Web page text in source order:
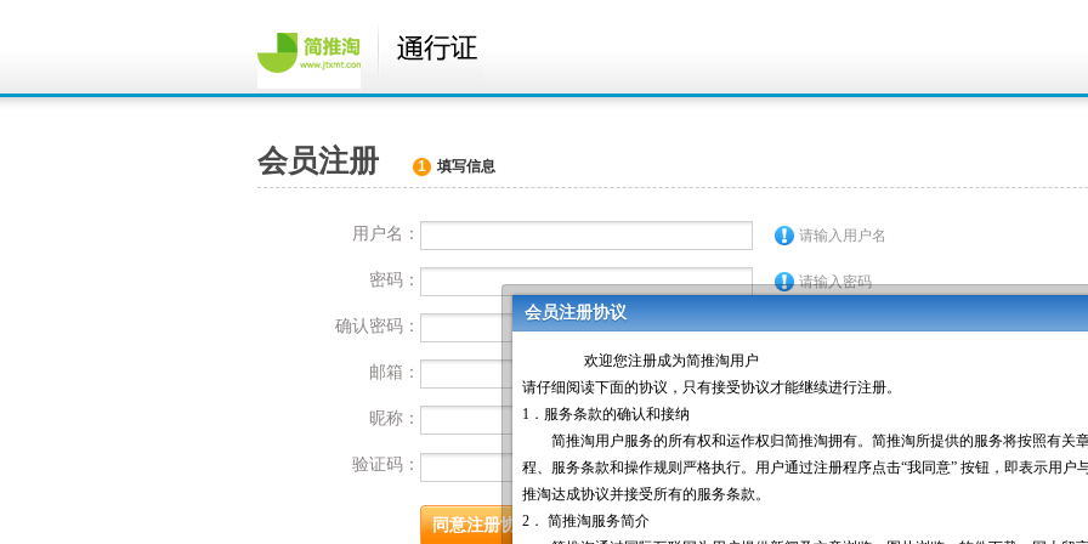
会员注册协议
会员注册 1 填写信息
用户名： 请输入用户名
密码： 请输入密码
确认密码： 请输入确认密码
邮箱：
昵称：
验证码：